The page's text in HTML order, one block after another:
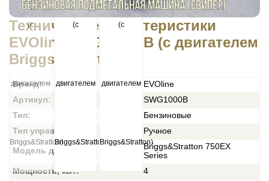
Технические характеристики
EVOline SWG 1000 B (с двигателем
Briggs&Stratton)
Бренд:
EVOline
Артикул:
SWG1000B
Тип:
Бензиновые
Тип управления:
Ручное
Модель двигателя:
Briggs&Stratton 750EX
Series
Мощность, кВт:
4